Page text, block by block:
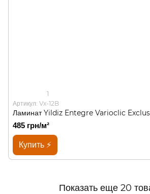
1
Артикул: Vx-12B
Ламинат Yildiz Entegre Varioclic
485 грн/м²
Купить ⚡
Показать еще 20